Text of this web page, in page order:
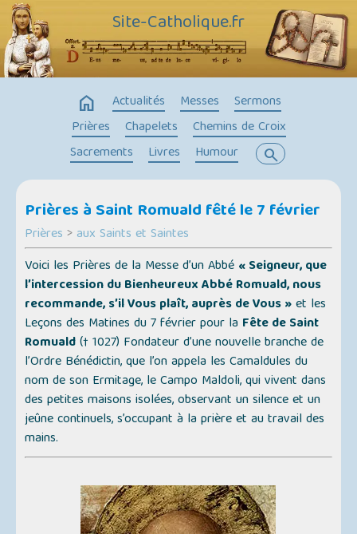
Site-Catholique.fr
home Actualités Messes
Sermons
Prières
Chapelets
Chemins de Croix
Sacrements
Livres Humour search
Prières à Saint Romuald fêté le 7 février
Prières > aux Saints et Saintes
Voici les Prières de la Messe d’un Abbé « Seigneur, que
l’intercession du Bienheureux Abbé Romuald, nous
recommande, s’il Vous plaît, auprès de Vous »et les
Leçons des Matines du 7 février pour la Fête de Saint
Romuald(† 1027) Fondateur d’une nouvelle branche de
l’Ordre Bénédictin, que l’on appela lesCamaldules du
nom de son Ermitage, leCampo Maldoli, qui vivent dans
des petites maisons isolées, observant un silence et un
jeûne continuels, s’occupant à la prière et au travail des
mains.